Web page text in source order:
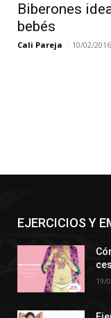
Biberones
bebés
Cali Pareja - 10/02/2016
EJERCICIOS Y
19/